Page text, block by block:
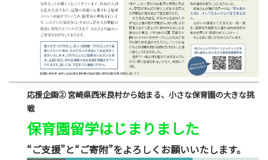
応援企画➁ 宮崎県西米良村から始まる、小さな保育園の大きな挑
戦
保育園留学はじまりました
“ご支援”と“ご寄附”をよろしくお願いいたします。